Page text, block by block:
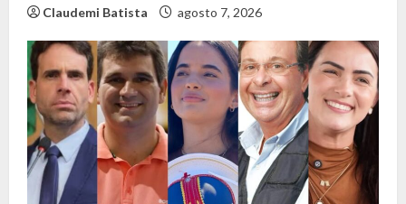
Claudemi Batista agosto 7, 2026